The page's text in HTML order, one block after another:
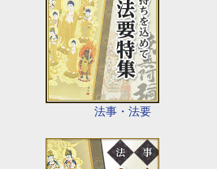
法事・法要